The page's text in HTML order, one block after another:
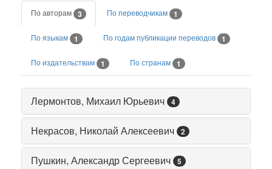
По авторам 3 По переводчикам 1
По языкам 1 По годам публикации переводов 1
По издательствам 1 По странам 1
Лермонтов, Михаил Юрьевич 4
Некрасов, Николай Алексеевич 2
Пушкин, Александр Сергеевич 5